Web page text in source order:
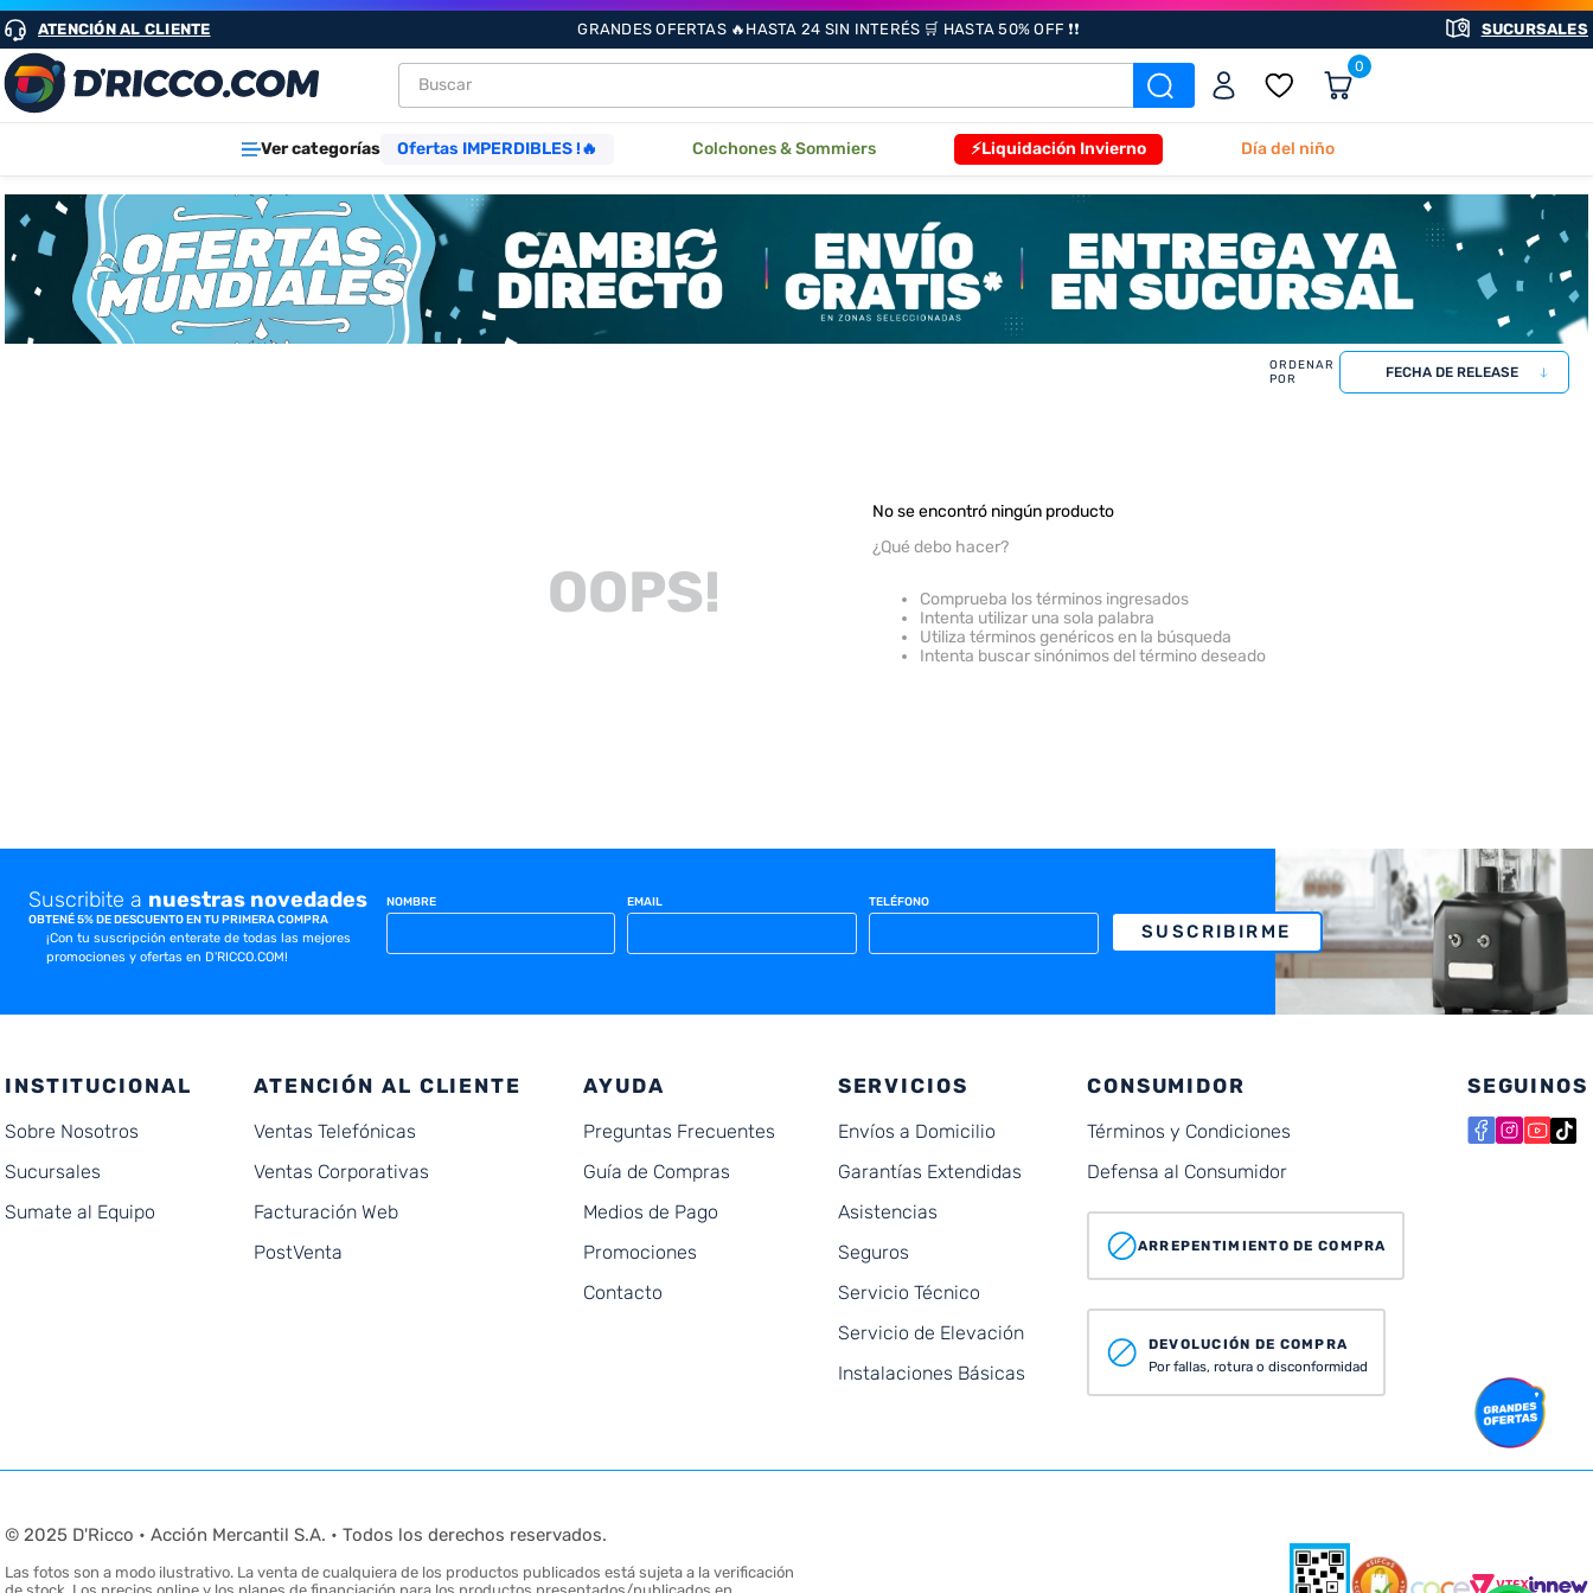
ATENCIÓN AL CLIENTE GRANDES OFERTAS 🔥HASTA 24 SIN INTERÉS 🛒 HASTA 50% OFF ❗❗ SUCURSALES
Buscar 0
Ver categorías Ofertas IMPERDIBLES !🔥 Colchones & Sommiers ⚡Liquidación Invierno Día del niño
FECHA DE RELEASE
OOPS!
No se encontró ningún producto
¿Qué debo hacer?
Comprueba los términos ingresados
Intenta utilizar una sola palabra
Utiliza términos genéricos en la búsqueda
Intenta buscar sinónimos del término deseado
Suscribite a nuestras novedades
OBTENÉ 5% DE DESCUENTO EN TU PRIMERA COMPRA
¡Con tu suscripción enterate de todas las mejores
promociones y ofertas en D'RICCO.COM!
NOMBRE EMAIL TELÉFONO
SUSCRIBIRME
INSTITUCIONAL
Sobre Nosotros
Sucursales
Sumate al Equipo
ATENCIÓN AL CLIENTE
Ventas Telefónicas
Ventas Corporativas
Facturación Web
PostVenta
AYUDA
Preguntas Frecuentes
Guía de Compras
Medios de Pago
Promociones
Contacto
SERVICIOS
Envíos a Domicilio
Garantías Extendidas
Asistencias
Seguros
Servicio Técnico
Servicio de Elevación
Instalaciones Básicas
CONSUMIDOR
Términos y Condiciones
Defensa al Consumidor
ARREPENTIMIENTO DE COMPRA
DEVOLUCIÓN DE COMPRA
Por fallas, rotura o disconformidad
SEGUINOS
© 2025 D'Ricco • Acción Mercantil S.A. • Todos los derechos reservados.
Las fotos son a modo ilustrativo. La venta de cualquiera de los productos publicados está sujeta a la verificación
TÉRMINOS MÁS BUSCADOS
1. heladeras
2 . lavarropas
.
cocinas
5. microondas